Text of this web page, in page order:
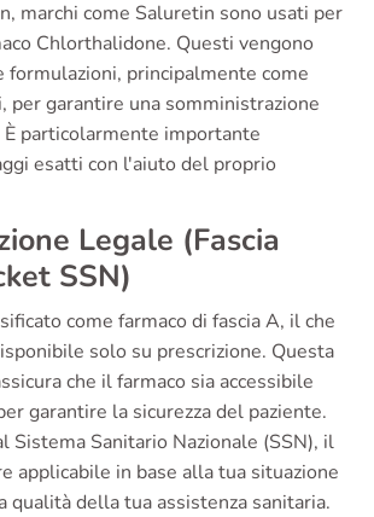
marchi come Saluretin sono usati per
Chlorthalidone. Questi vengono
principalmente come
per garantire una somministrazione
È particolarmente importante
esatti con l'aiuto del proprio
Legale (Fascia
SSN)
come farmaco di fascia A, il che
solo su prescrizione. Questa
che il farmaco sia accessibile
garantire la sicurezza del paziente.
Sistema Sanitario Nazionale (SSN), il
applicabile in base alla tua situazione
qualità della tua assistenza sanitaria.